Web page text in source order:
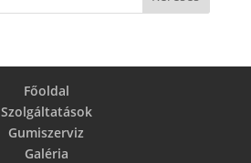
Főoldal
Szolgáltatások
Gumiszerviz
Galéria